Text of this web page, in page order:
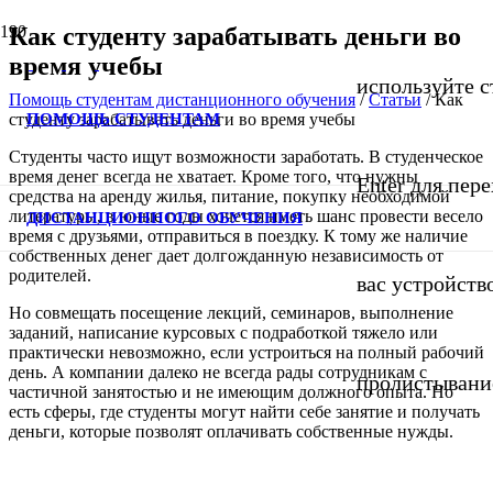
ПОМОЩЬ СТУДЕНТАМ
ДИСТАНЦИОННОГО ОБУЧЕНИЯ
используйте
Enter для
вас
Как студенту зарабатывать деньги во
время учебы
Помощь студентам дистанционного обучения/Статьи/Как
студенту зарабатывать деньги во время учебы
Студенты часто ищут возможности заработать. В студенческое
время денег всегда не хватает. Кроме того, что нужны
средства на аренду жилья, питание, покупку необходимой
литературы, в юные годы хочется иметь шанс провести весело
время с друзьями, отправиться в поездку. К тому же наличие
собственных денег дает долгожданную независимость от
родителей.
Но совмещать посещение лекций, семинаров, выполнение
заданий, написание курсовых с подработкой тяжело или
практически невозможно, если устроиться на полный рабочий
день. А компании далеко не всегда рады сотрудникам с
частичной занятостью и не имеющим должного опыта. Но
есть сферы, где студенты могут найти себе занятие и получать
деньги, которые позволят оплачивать собственные нужды.